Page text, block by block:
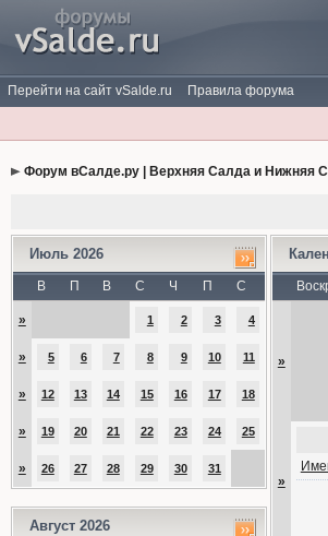
Перейти на сайт vSalde.ru Правила форума
Форум вСалде.ру | Верхняя Салда и Нижняя
Июль 2026
В П В С Ч П С
» 1 2 3 4
» 5 6 7 8 9 10 11
» 12 13 14 15 16 17 18
» 19 20 21 22 23 24 25
» 26 27 28 29 30 31
Август 2026
»
»